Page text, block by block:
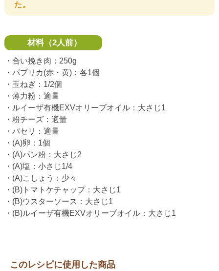
た。
材料（2人前）
・合い挽き肉：250g
・パプリカ(赤・黄)：各1個
・玉ねぎ：1/2個
・薄力粉：適量
・ルイーザ有機EXVオリーブオイル：大さじ1
・粉チーズ：適量
・パセリ：適量
・(A)卵：1個
・(A)パン粉：大さじ2
・(A)塩：小さじ1/4
・(A)こしょう：少々
・(B)トマトケチャップ：大さじ1
・(B)ウスターソース：大さじ1
・(B)ルイーザ有機EXVオリーブオイル：大さじ1
このレシピに使用した商品